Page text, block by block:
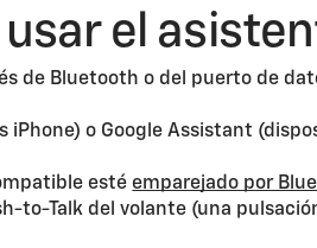
usar el
de Bluetooth o del puerto de
iPhone) o Google Assistant
estéemparejado por
to-Talk del volante (una